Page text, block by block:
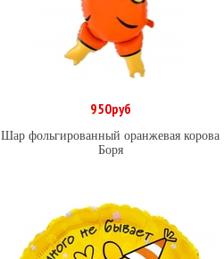
В корзину
950руб
Шар фольгированный оранжевая корова
Боря